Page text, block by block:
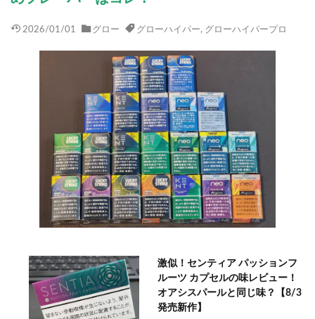
2026/01/01 グロー グローハイパー, グローハイパープロ
激似！センティア パッションフ
ルーツ カプセルの味レビュー！
オアシスパールと同じ味？【8/3
発売新作】